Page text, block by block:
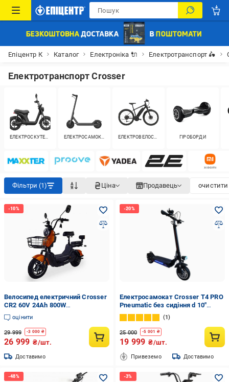
Епіцентр К Каталог Електроніка 🔌 Електротранспорт 🛵
Електротранспорт Crosser
ЕЛЕКТРОСКУТЕРИ ЕЛЕКТРОСАМОКАТИ ЕЛЕКТРОВЕЛОСИПЕДИ ГІРОБОРДИ
Фільтри (1) Ціна Продавець очистити
Велосипед електричний Crosser
CR2 60V 24Ah 800W
Помаранчевий (29819897)
оцінити
29 999 -3 000 ₴
26 999 ₴/шт.
Доставимо
Електросамокат Crosser T4 PRO
Pneumatic без сидіння d 10"
Чорний
1
25 000 -5 001 ₴
19 999 ₴/шт.
Привеземо Доставимо